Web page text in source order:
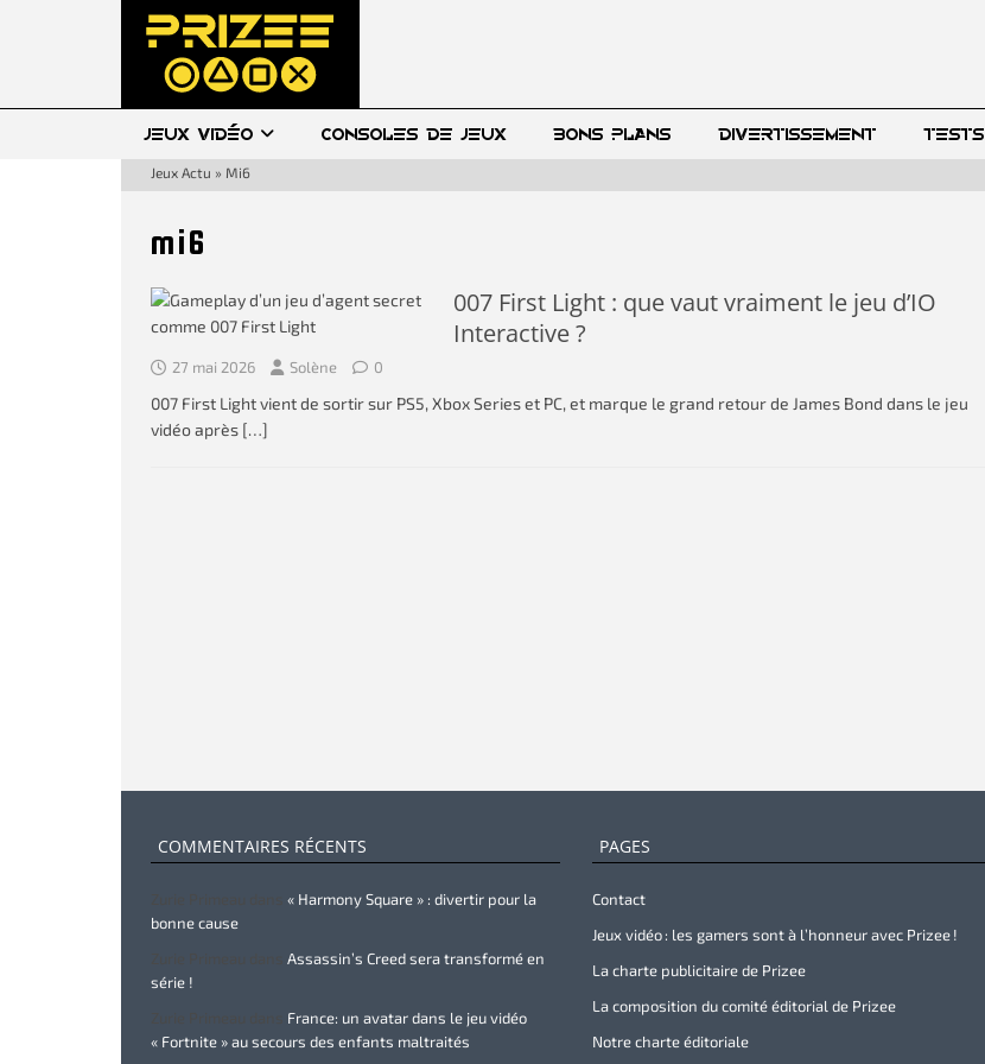
JEUX VIDÉO CONSOLES DE JEUX BONS PLANS DIVERTISSEMENT TESTS
Jeux Actu » Mi6
mi6
007 First Light : que vaut vraiment le jeu d’IO
Interactive ?
27 mai 2026 Solène 0
007 First Light vient de sortir sur PS5, Xbox Series et PC, et marque le grand retour de James Bond dans le jeu
vidéo après […]
COMMENTAIRES RÉCENTS
« Harmony Square » : divertir pour la
bonne cause
Assassin’s Creed sera transformé en
série !
France: un avatar dans le jeu vidéo
« Fortnite » au secours des enfants maltraités
PAGES
Contact
Jeux vidéo : les gamers sont à l’honneur avec Prizee !
La charte publicitaire de Prizee
La composition du comité éditorial de Prizee
Notre charte éditoriale